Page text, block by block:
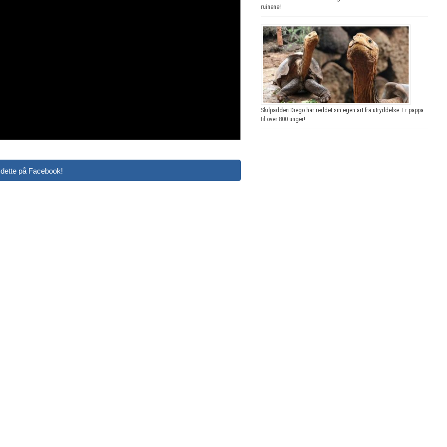
på Facebook!
ruinene!
Skilpadden Diego har reddet sin egen art fra utryddelse. Er pappa
til over 800 unger!